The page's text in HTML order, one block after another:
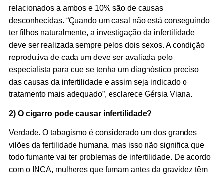
relacionados a ambos e 10% são de causas
desconhecidas. “Quando um casal não está conseguindo
ter filhos naturalmente, a investigação da infertilidade
deve ser realizada sempre pelos dois sexos. A condição
reprodutiva de cada um deve ser avaliada pelo
especialista para que se tenha um diagnóstico preciso
das causas da infertilidade e assim seja indicado o
tratamento mais adequado”, esclarece Gérsia Viana.
2) O cigarro pode causar infertilidade?
Verdade. O tabagismo é considerado um dos grandes
vilões da fertilidade humana, mas isso não significa que
todo fumante vai ter problemas de infertilidade. De acordo
com o INCA, mulheres que fumam antes da gravidez têm